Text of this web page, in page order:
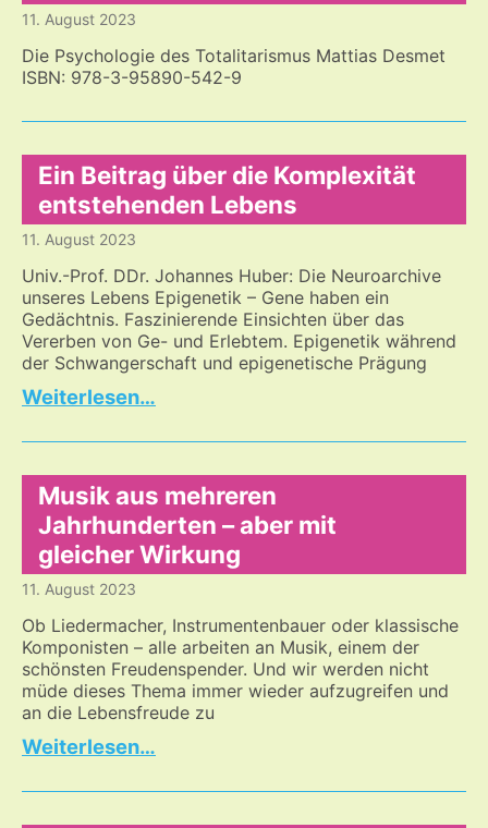
11. August 2023
Die Psychologie des Totalitarismus Mattias Desmet
ISBN: 978-3-95890-542-9
Ein Beitrag über die Komplexität
entstehenden Lebens
11. August 2023
Univ.-Prof. DDr. Johannes Huber: Die Neuroarchive
unseres Lebens Epigenetik – Gene haben ein
Gedächtnis. Faszinierende Einsichten über das
Vererben von Ge- und Erlebtem. Epigenetik während
der Schwangerschaft und epigenetische Prägung
…
über
Komplexität
entstehenden
Lebens
Musik aus mehreren
Jahrhunderten – aber mit
gleicher Wirkung
11. August 2023
Ob Liedermacher, Instrumentenbauer oder klassische
Komponisten – alle arbeiten an Musik, einem der
schönsten Freudenspender. Und wir werden nicht
müde dieses Thema immer wieder aufzugreifen und
an die Lebensfreude zu
…
mehreren